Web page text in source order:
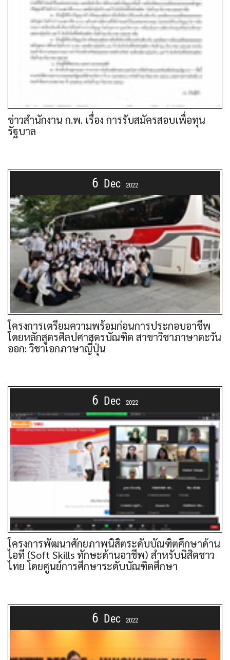
ข่าวสำนักงาน ก.พ. เรื่อง การรับสมัครสอบเพื่อทุน
รัฐบาล
6 Dec 2022
โครงการเตรียมความพร้อมก่อนการประกอบอาชีพ
โดยหลักสูตรศิลปศาสตรบัณฑิต สาขาวิชาภาษาตะวัน
ออก: วิชาเอกภาษาญี่ปุ่น
6 Dec 2022
โครงการพัฒนาศักยภาพนิสิตระดับบัณฑิตศึกษาด้าน
ไอที (Soft Skills ทักษะด้านอาชีพ) สำหรับนิสิตชาว
ไทย โดยศูนย์การศึกษาระดับบัณฑิตศึกษา
6 Dec 2022